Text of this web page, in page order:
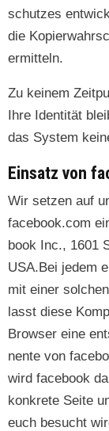
schutzes
die
ermitteln.
Zu keinem
Ihre Iden­tität
das Sys­tem
Einsatz von
Wir set­zen auf
facebook.com
book Inc., 1601
USA.Bei jedem
mit ein­er
lasst diese
Brows­er eine
nente von
wird face­book
konkrete Seite
euch besucht